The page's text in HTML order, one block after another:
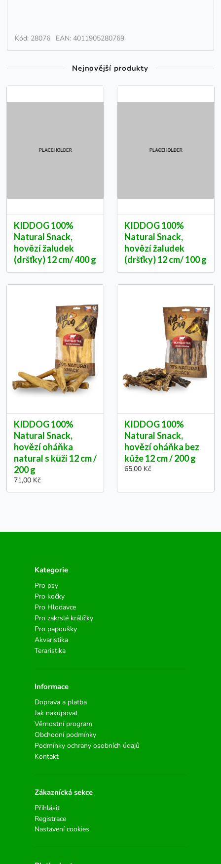
Kód: 28076 EAN: 4011905280769
Nejnovější produkty
KIDDOG 100%
Natural Snack,
hovězí žaludek
(dršťky) 12 cm/ 400 g
KIDDOG 100%
Natural Snack,
hovězí žaludek
(dršťky) 12 cm/ 100 g
KIDDOG 100%
Natural Snack,
hovězí oháňka
natural s kůží 12 cm /
200 g
71,00 Kč
KIDDOG 100%
Natural Snack,
hovězí oháňka bez
kůže 12 cm / 200 g
65,00 Kč
Kategorie
Pro psy
Pro kočky
Pro Hlodavce
Pro zakrslé králíčky
Pro papoušky
Akvaristika
Teraristika
Informace
Doprava a platba
Jak nakupovat
Věrnostní program
Obchodní podmínky
Podmínky ochrany osobních údajů
Kontakt
Zákaznícká sekce
Přihlásit
Registrace
Nastavení cookies